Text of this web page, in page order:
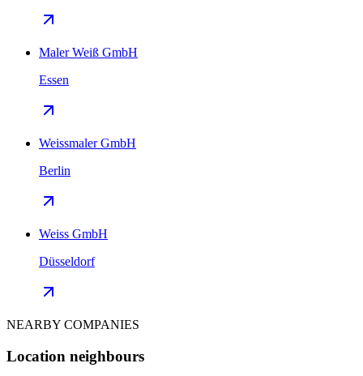
Maler Weiß GmbH
Essen
Weissmaler GmbH
Berlin
Weiss GmbH
Düsseldorf
NEARBY COMPANIES
Location neighbours